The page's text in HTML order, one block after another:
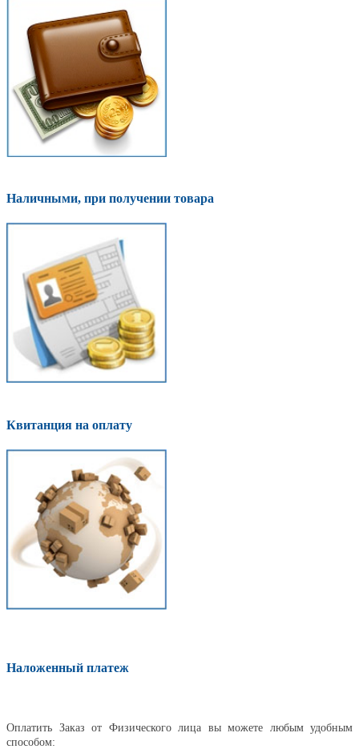
Наличными, при получении товара
Квитанция на оплату
Наложенный платеж
Оплатить Заказ от Физического лица вы можете любым удобным
способом: